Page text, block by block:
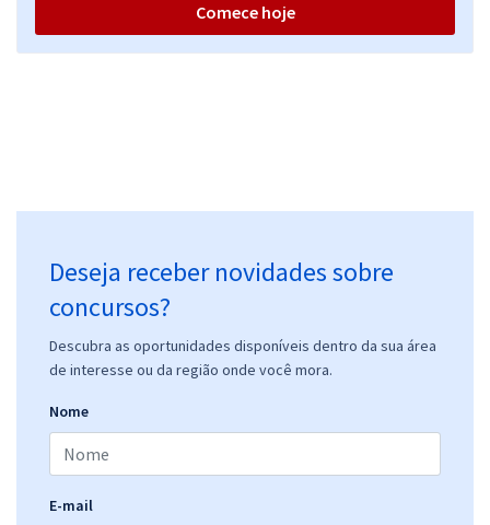
Comece hoje
Deseja receber novidades sobre
concursos?
Descubra as oportunidades disponíveis dentro da sua área
de interesse ou da região onde você mora.
Nome
E-mail